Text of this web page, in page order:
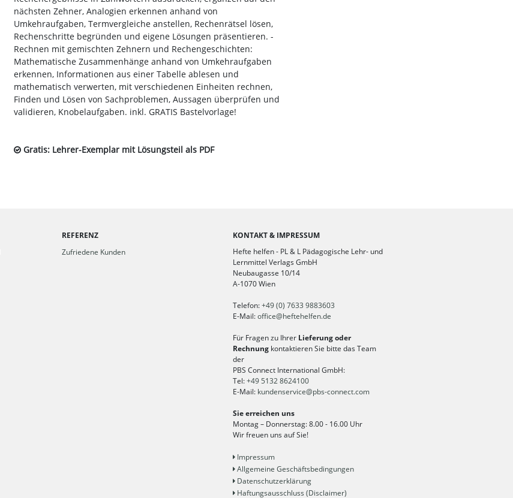
nächsten Zehner, Analogien erkennen anhand von
Umkehraufgaben, Termvergleiche anstellen, Rechenrätsel lösen,
Rechenschritte begründen und eigene Lösungen präsentieren. -
Rechnen mit gemischten Zehnern und Rechengeschichten:
Mathematische Zusammenhänge anhand von Umkehraufgaben
erkennen, Informationen aus einer Tabelle ablesen und
mathematisch verwerten, mit verschiedenen Einheiten rechnen,
Finden und Lösen von Sachproblemen, Aussagen überprüfen und
validieren, Knobelaufgaben. inkl. GRATIS Bastelvorlage!
Gratis: Lehrer-Exemplar mit Lösungsteil als PDF
REFERENZ
Zufriedene Kunden
KONTAKT & IMPRESSUM
Hefte helfen - PL & L Pädagogische Lehr- und
Lernmittel Verlags GmbH
Neubaugasse 10/14
A-1070 Wien
Telefon:+49 (0) 7633 9883603
E-Mail:office@heftehelfen.de
Für Fragen zu Ihrer Lieferung oder
Rechnung kontaktieren Sie bitte das Team
der
PBS Connect International GmbH:
Tel:+49 5132 8624100
E-Mail: kundenservice@pbs-connect.com
Sie erreichen uns
Montag – Donnerstag: 8.00 - 16.00 Uhr
Wir freuen uns auf Sie!
Impressum
Allgemeine Geschäftsbedingungen
Datenschutzerklärung
Haftungsausschluss (Disclaimer)